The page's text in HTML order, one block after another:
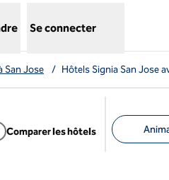
Se connecter
San Jose / Hôtels Signia San Jose
Comparer les hôtels